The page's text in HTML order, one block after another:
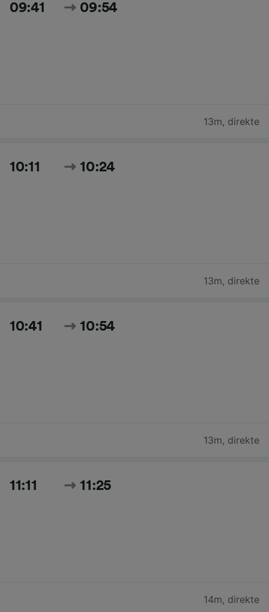
09:41 09:54
13m, direkte
10:11 10:24
13m, direkte
10:41 10:54
13m, direkte
11:11 11:25
14m, direkte